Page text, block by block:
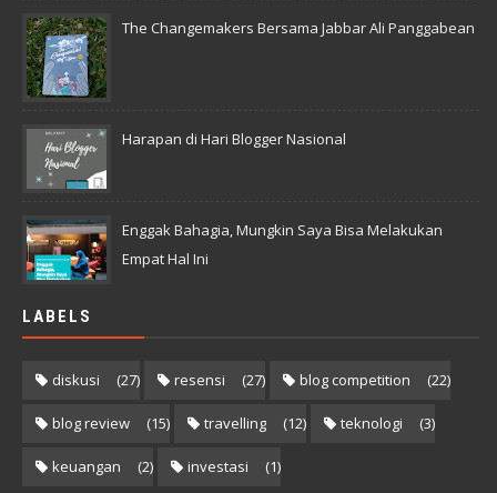
The Changemakers Bersama Jabbar Ali Panggabean
Harapan di Hari Blogger Nasional
Enggak Bahagia, Mungkin Saya Bisa Melakukan
Empat Hal Ini
LABELS
diskusi (27) resensi (27) blog competition (22)
blog review (15) travelling (12) teknologi (3)
keuangan (2) investasi (1)